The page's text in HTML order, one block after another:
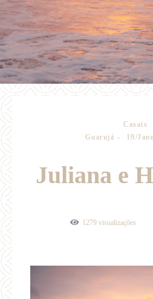
Casais
Guarujá
19/
Juliana e
1279 visualizações